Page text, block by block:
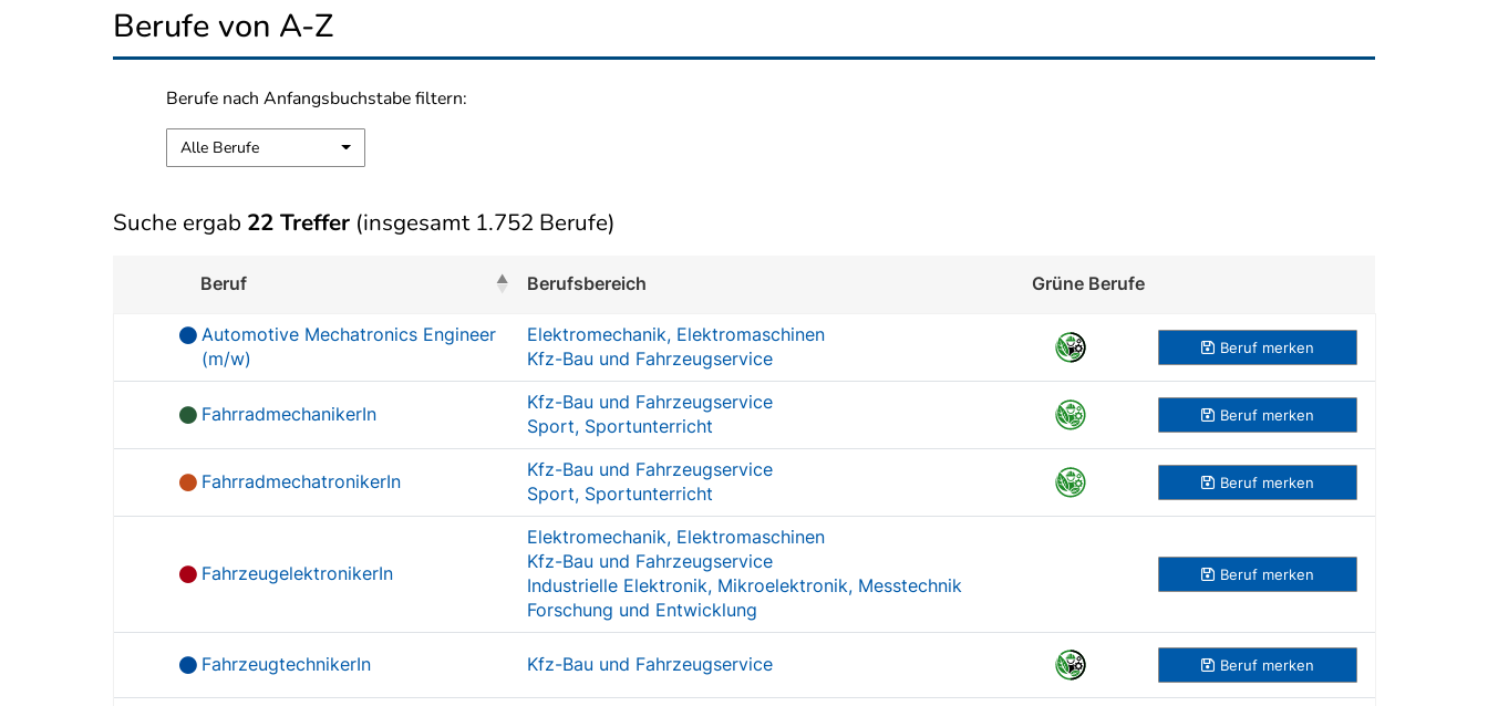
Berufe von A-Z
Berufe nach Anfangsbuchstabe filtern:
Alle Berufe
Suche ergab 22 Treffer (insgesamt 1.752 Berufe)
Beruf Berufsbereich Grüne Berufe
Automotive Mechatronics Engineer
(m/w)
Elektromechanik, Elektromaschinen
Kfz-Bau und Fahrzeugservice
Beruf merken
FahrradmechanikerIn
Kfz-Bau und Fahrzeugservice
Sport, Sportunterricht
Beruf merken
FahrradmechatronikerIn
Kfz-Bau und Fahrzeugservice
Sport, Sportunterricht
Beruf merken
FahrzeugelektronikerIn
Elektromechanik, Elektromaschinen
Kfz-Bau und Fahrzeugservice
Industrielle Elektronik, Mikroelektronik, Messtechnik
Forschung und Entwicklung
Beruf merken
FahrzeugtechnikerIn Kfz-Bau und Fahrzeugservice Beruf merken